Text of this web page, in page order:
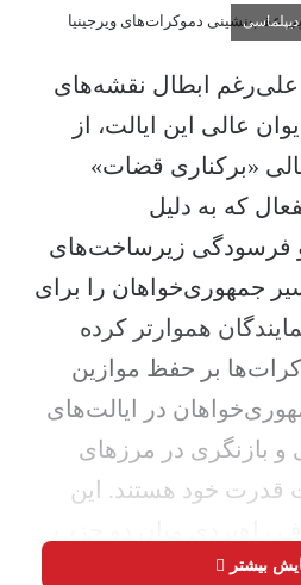
علی‌رغم ابطال نقشه‌های
عالی این ایالت، از
«برکناری قضات»
که به دلیل
فرسودگی زیرساخت‌های
جمهوری‌خواهان را برای
هموارتر کرده
بر حفظ موازین
در ایالت‌های
و بازنگری در مرزهای
قدرت خود هستند. این
از دست رفتنبیشتر